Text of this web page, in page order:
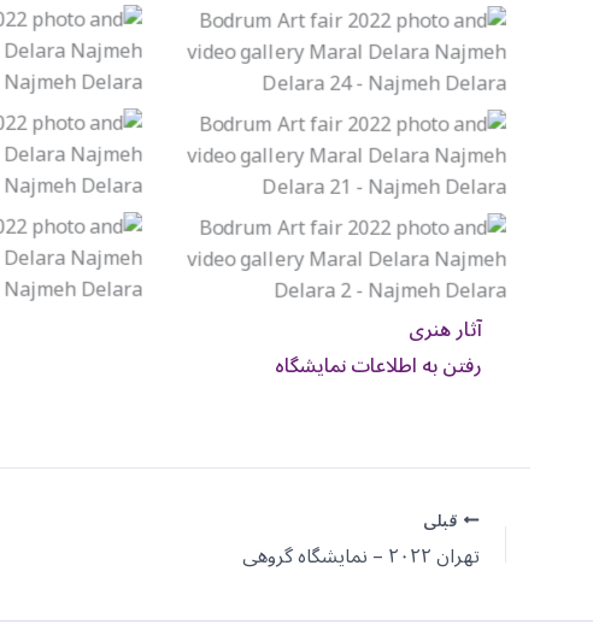
آثار هنری
رفتن به اطلاعات نمایشگاه
قبلی
تهران ۲۰۲۲ – نمایشگاه گروهی